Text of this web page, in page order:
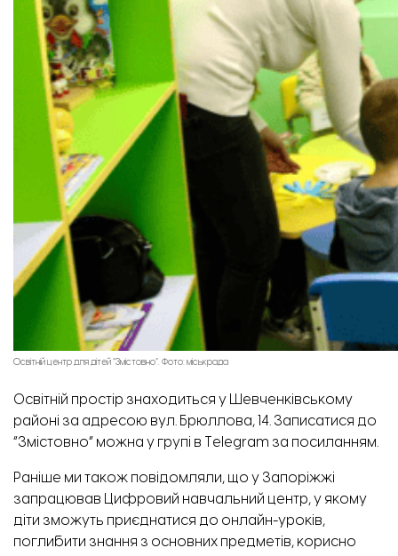
Освітній центр для дітей “Змістовно”. Фото: міськрада
Освітній простір знаходиться у Шевченківському
районі за адресою вул. Брюллова, 14. Записатися до
“Змістовно” можна у групі в Telegram за посиланням.
Раніше ми також повідомляли, що у Запоріжжі
запрацював Цифровий навчальний центр, у якому
діти зможуть приєднатися до онлайн-уроків,
поглибити знання з основних предметів, корисно